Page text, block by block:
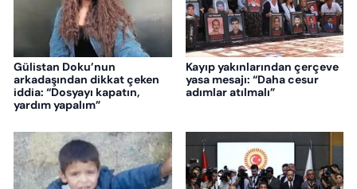
Gülistan Doku’nun
arkadaşından dikkat çeken
iddia: “Dosyayı kapatın,
yardım yapalım”
Kayıp yakınlarından çerçeve
yasa mesajı: “Daha cesur
adımlar atılmalı”